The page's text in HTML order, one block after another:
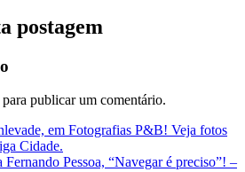
postagem
para publicar um comentário.
em Fotografias P&B! Veja fotos
Cidade.
Pessoa, “Navegar é preciso”! –